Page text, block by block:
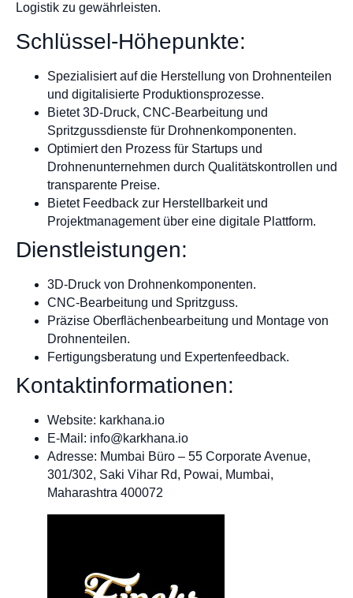
Logistik zu gewährleisten.
Schlüssel-Höhepunkte:
Spezialisiert auf die Herstellung von Drohnenteilen
und digitalisierte Produktionsprozesse.
Bietet 3D-Druck, CNC-Bearbeitung und
Spritzgussdienste für Drohnenkomponenten.
Optimiert den Prozess für Startups und
Drohnenunternehmen durch Qualitätskontrollen und
transparente Preise.
Bietet Feedback zur Herstellbarkeit und
Projektmanagement über eine digitale Plattform.
Dienstleistungen:
3D-Druck von Drohnenkomponenten.
CNC-Bearbeitung und Spritzguss.
Präzise Oberflächenbearbeitung und Montage von
Drohnenteilen.
Fertigungsberatung und Expertenfeedback.
Kontaktinformationen:
Website: karkhana.io
E-Mail: info@karkhana.io
Adresse: Mumbai Büro – 55 Corporate Avenue,
301/302, Saki Vihar Rd, Powai, Mumbai,
Maharashtra 400072